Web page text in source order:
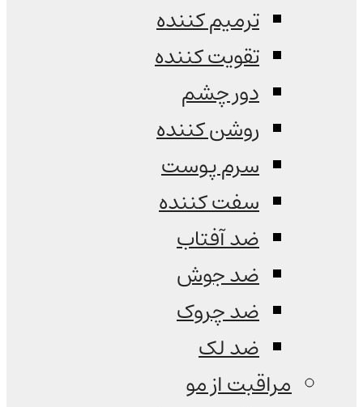
ترمیم کننده
تقویت کننده
دور چشم
روشن کننده
سرم پوست
سفت کننده
ضد آفتاب
ضد جوش
ضد چروک
ضد لک
مراقبت از مو